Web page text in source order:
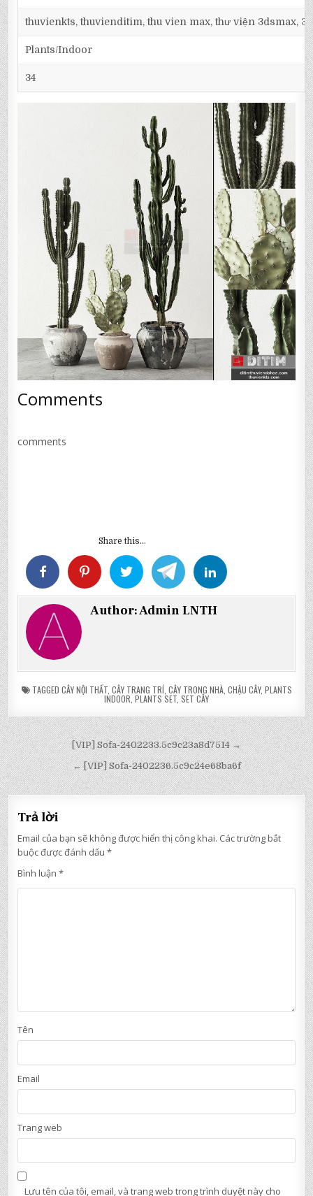
thuvienkts, thuvienditim, thu vien max, thư viện 3dsmax,
Plants/Indoor
34
Comments
comments
Share this...
Author:Admin LNTH
TAGGED CÂY NỘI THẤT, CÂY TRANG TRÍ, CÂY TRONG NHÀ, CHẬU CÂY, PLANTS
INDOOR PLANTS SET SET CÂY
Điều
hướng
bài
viết
[VIP] Sofa-2402233.5c9c23a8d7514 →
← [VIP] Sofa-2402236.5c9c24e68ba6f
Trả lời
Email của bạn sẽ không được hiển thị công khai. Các trường bắt
buộc được đánh dấu*
Bình luận*
Tên
Email
Trang web
Lưu tên của tôi, email, và trang web trong trình duyệt này cho